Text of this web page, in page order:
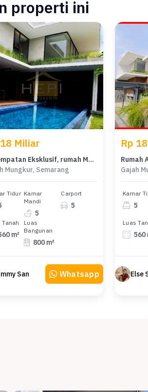
properti ini
Miliar
Kesempatan Eksklusif, rumah Mewah di Gajah Mungkur, Semarang, LB 800m²
Mungkur, Semarang
Tidur Kamar
Mandi
5
Carport
5
Tanah
m²
Luas
Bangunan
800 m²
San Whatsapp
Rp
Gajah
Kamar
5
Luas
560